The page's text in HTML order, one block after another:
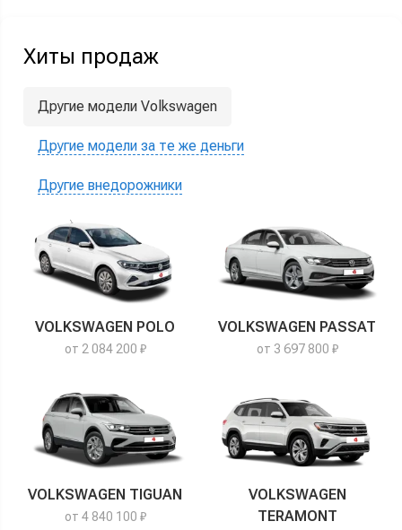
Хиты продаж
Другие модели Volkswagen
Другие модели за те же деньги
Другие внедорожники
VOLKSWAGEN POLO
от 2 084 200 ₽
VOLKSWAGEN PASSAT
от 3 697 800 ₽
VOLKSWAGEN TIGUAN
от 4 840 100 ₽
VOLKSWAGEN
TERAMONT